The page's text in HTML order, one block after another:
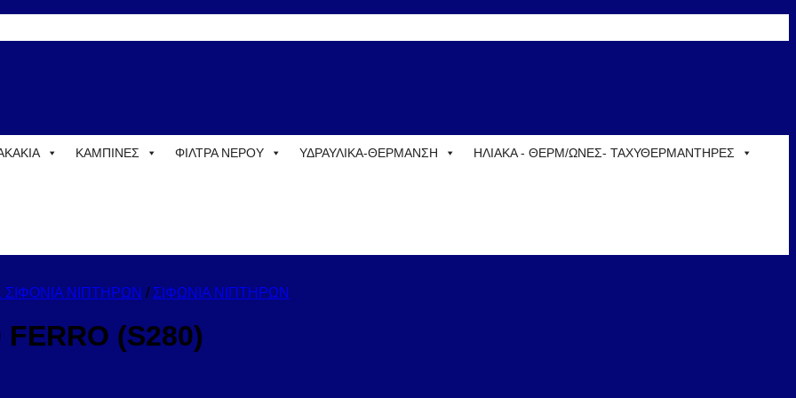
ΚΑΜΠΙΝΕΣ ΦΙΛΤΡΑ ΝΕΡΟΥ ΥΔΡΑΥΛΙΚΑ-ΘΕΡΜΑΝΣΗ ΗΛΙΑΚΑ - ΘΕΡΜ/ΩΝΕΣ- ΤΑΧΥΘΕΡΜΑΝΤΗΡΕΣ
ΣΙΦΟΝΙΑ ΝΙΠΤΗΡΩΝ / ΣΙΦΩΝΙΑ ΝΙΠΤΗΡΩΝ
(S280)